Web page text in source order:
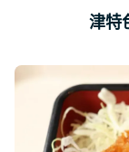
津特